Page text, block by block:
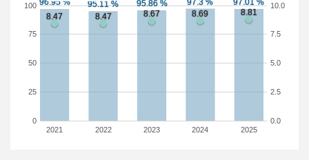
2021 2022 2023 2024 2025
0
25
50
75
100
0.0
2.5
5.0
7.5
10.0